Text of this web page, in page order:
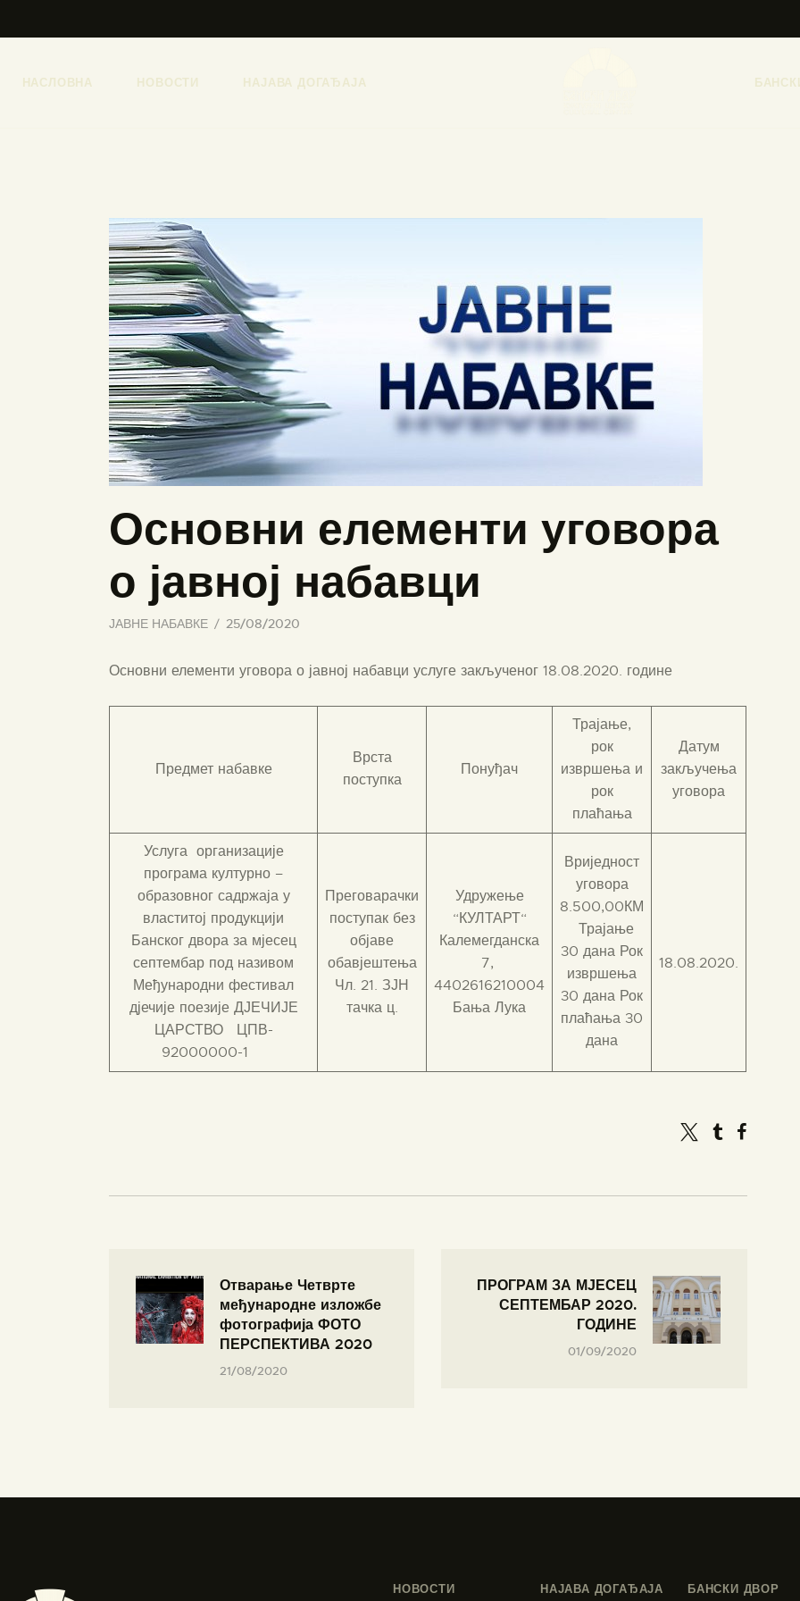
НАСЛОВНА НОВОСТИ НАЈАВА ДОГАЂАЈА
ФОТОГРАФИЈЕ
КОНТАКТ
Основни елементи уговора
о јавној набавци
ЈАВНЕ НАБАВКЕ 25/08/2020
Основни елементи уговора о јавној набавци услуге закљученог 18.08.2020. године
Предмет набавке
Врста
поступка
Понуђач
Трајање,
рок
извршења и
рок
плаћања
Датум
закључења
уговора
Услуга организације
програма културно –
образовног садржаја у
властитој продукцији
Банског двора за мјесец
септембар под називом
Међународни фестивал
дјечије поезије ДЈЕЧИЈЕ
ЦАРСТВО ЦПВ-
92000000-1
Преговарачки
поступак без
објаве
обавјештења
Чл. 21. ЗЈН
тачка ц.
Удружење
“КУЛТАРТ“
Калемегданска
7,
4402616210004
Бања Лука
Вриједност
уговора
8.500,00КМ
Трајање
30 дана Рок
извршења
30 дана Рок
плаћања 30
дана
18.08.2020.
Отварање Четврте
међународне изложбе
фотографија ФОТО
ПЕРСПЕКТИВА 2020
21/08/2020
ПРОГРАМ ЗА МЈЕСЕЦ
СЕПТЕМБАР 2020.
ГОДИНЕ
01/09/2020
НОВОСТИ НАЈАВА ДОГАЂАЈА БАНСКИ ДВОР